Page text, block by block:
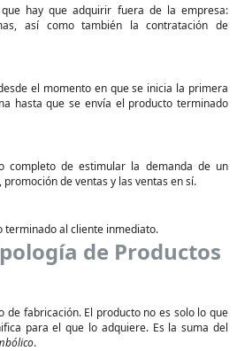
hay que adquirir fuera de la empresa:
así como también la contratación de
el momento en que se inicia la primera
hasta que se envía el producto terminado
completo de estimular la demanda de un
de ventas y las ventas en sí.
terminado al cliente inmediato.
de Productos
de fabricación. El producto no es solo lo que
para el que lo adquiere. Es la suma del
.